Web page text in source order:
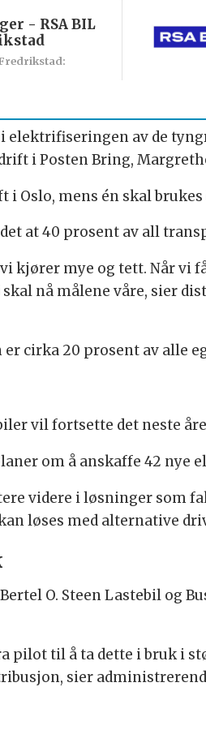
- RSA BIL
elektrifiseringen av de
i Posten Bring,
i Oslo, mens én skal brukes
at 40 prosent av all
kjører mye og tett. Når
nå målene våre, sier
er cirka 20 prosent av alle
vil fortsette det neste
om å anskaffe 42 nye
videre i løsninger som
løses med alternative
O. Steen Lastebil og
pilot til å ta dette i bruk i
sier